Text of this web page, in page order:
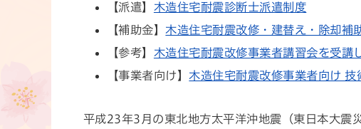
【派遣】 木造住宅耐震診断士派遣制度
【補助金】 木造住宅耐震改修・建替え・除却補
【参考】 木造住宅耐震改修事業者講習会を受講
【事業者向け】木造住宅耐震改修事業者向け
平成23年3月の東北地方太平洋沖地震（東日本大